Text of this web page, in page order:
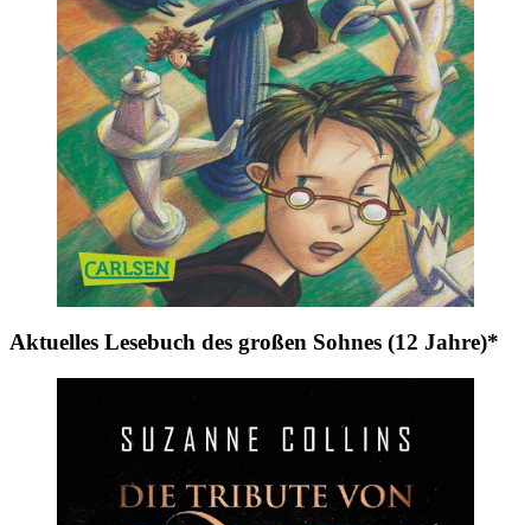
Aktuelles Lesebuch des großen Sohnes (12 Jahre)*